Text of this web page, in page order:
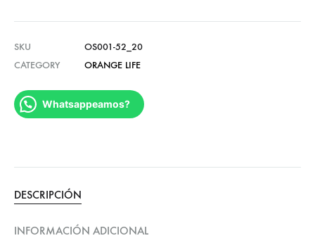
SKU
OS001-52_20
CATEGORY
ORANGE LIFE
Whatsappeamos?
DESCRIPCIÓN
INFORMACIÓN ADICIONAL